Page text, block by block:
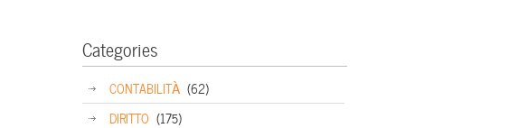
Categories
CONTABILITÀ (62)
DIRITTO (175)